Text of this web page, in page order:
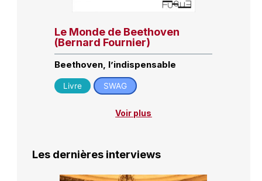
Le Monde de Beethoven
(Bernard Fournier)
Beethoven, l’indispensable
Livre SWAG
Voir plus
Les dernières interviews